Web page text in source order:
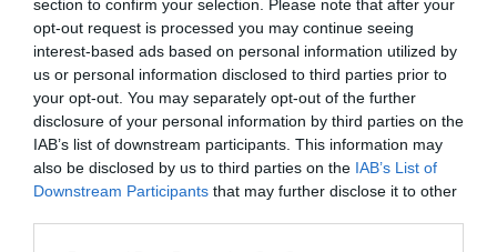
section to confirm your selection. Please note that after your
opt-out request is processed you may continue seeing
interest-based ads based on personal information utilized by
us or personal information disclosed to third parties prior to
your opt-out. You may separately opt-out of the further
disclosure of your personal information by third parties on the
IAB’s list of downstream participants. This information may
also be disclosed by us to third parties on the IAB’s List of
Downstream Participants that may further disclose it to other
productos. Atractivas e impactantes promociones
captando la atención del cliente en el menor tiempo
posible.
• gdinamic®. Nueva línea de negocio diferente para la
farmacia, destinada a rentabilizar su clientela
mayoritaria (pensionistas personas de la 3ª edad)
trabajando esta línea de un modo seguro y rentable
para la farmacia, ya que se basa en el concepto